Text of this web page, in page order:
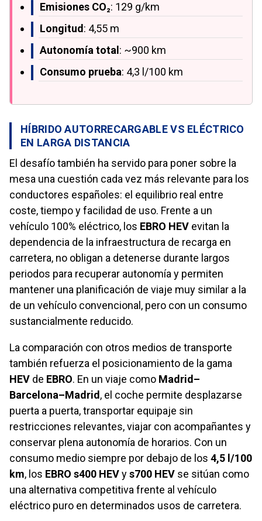
Emisiones CO₂: 129 g/km
Longitud: 4,55 m
Autonomía total : ~900 km
Consumo prueba: 4,3 l/100 km
HÍBRIDO AUTORRECARGABLE VS ELÉCTRICO
EN LARGA DISTANCIA
El desafío también ha servido para poner sobre la
mesa una cuestión cada vez más relevante para los
conductores españoles: el equilibrio real entre
coste, tiempo y facilidad de uso. Frente a un
vehículo 100% eléctrico, los EBRO HEV evitan la
dependencia de la infraestructura de recarga en
carretera, no obligan a detenerse durante largos
periodos para recuperar autonomía y permiten
mantener una planificación de viaje muy similar a la
de un vehículo convencional, pero con un consumo
sustancialmente reducido.
La comparación con otros medios de transporte
también refuerza el posicionamiento de la gama
HEV de EBRO. En un viaje como Madrid–
Barcelona–Madrid, el coche permite desplazarse
puerta a puerta, transportar equipaje sin
restricciones relevantes, viajar con acompañantes y
conservar plena autonomía de horarios. Con un
consumo medio siempre por debajo de los 4,5 l/100
km, los EBRO s400 HEVys700 HEV se sitúan como
una alternativa competitiva frente al vehículo
eléctrico puro en determinados usos de carretera.